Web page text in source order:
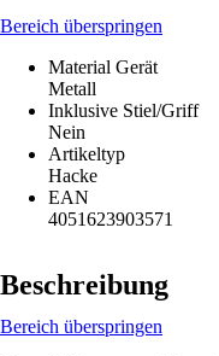
Bereich überspringen
Material Gerät
Metall
Inklusive Stiel/Griff
Nein
Artikeltyp
Hacke
EAN
4051623903571
Beschreibung
Bereich überspringen